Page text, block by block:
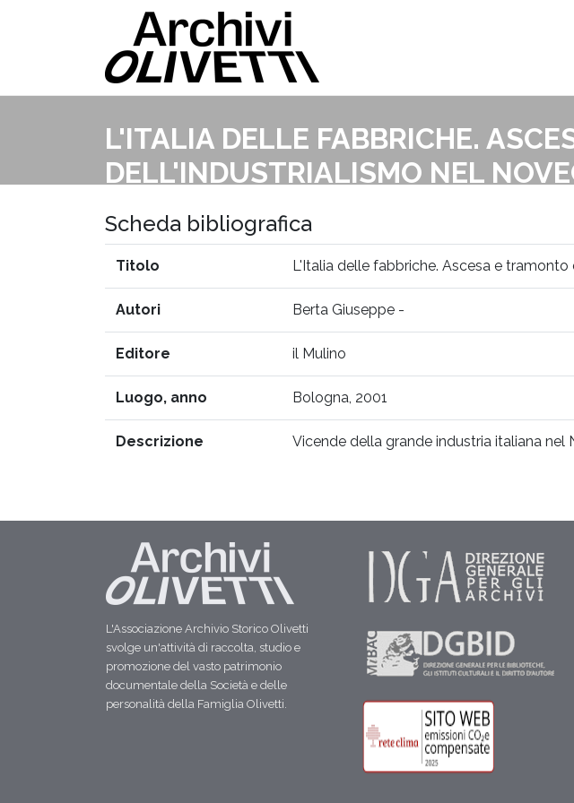
L'ITALIA DELLE FABBRICHE.
DELL'INDUSTRIALISMO NEL
Scheda bibliografica
Titolo L'Italia delle fabbriche. Ascesa e
Autori Berta Giuseppe -
Editore il Mulino
Luogo, anno Bologna, 2001
Descrizione Vicende della grande industria italiana nel
L'Associazione Archivio Storico Olivetti
svolge un'attività di raccolta, studio e
promozione del vasto patrimonio
documentale della Società e delle
personalità della Famiglia Olivetti.